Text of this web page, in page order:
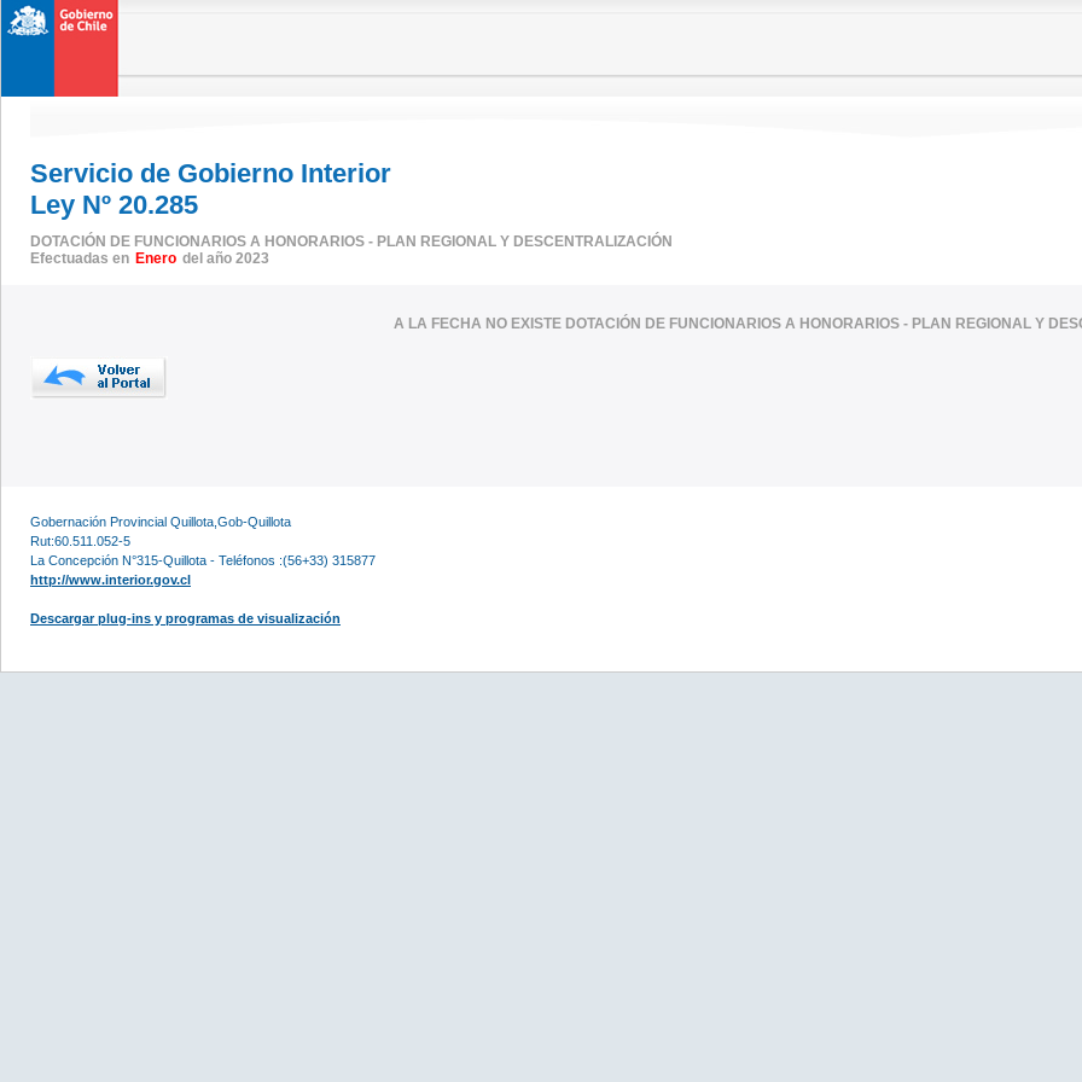
Servicio de Gobierno Interior
Ley Nº 20.285
DOTACIÓN DE FUNCIONARIOS A HONORARIOS - PLAN REGIONAL Y DESCENTRALIZACIÓN
Efectuadas en Enero del año 2023
A LA FECHA NO EXISTE DOTACIÓN DE FUNCIONARIOS A HONORARIOS - PLAN REGIONAL Y
Gobernación Provincial Quillota,Gob-Quillota
Rut:60.511.052-5
La Concepción N°315-Quillota - Teléfonos :(56+33) 315877
http://www.interior.gov.cl
Descargar plug-ins y programas de visualización